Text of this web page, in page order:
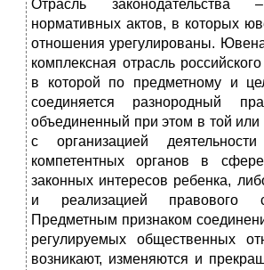
Отрасль
нормативных актов, в которых
отношения урегулированы.
комплексная отрасль
в которой по предметному и
соединяется разнородный
объединенный при этом в той или
с организацией деятельности
компетентных органов в
законных интересов ребенка,
и реализацией правового
Предметным признаком
регулируемых общественных
возникают, изменяются и